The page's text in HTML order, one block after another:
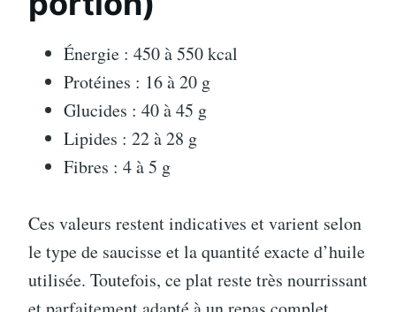
Énergie : 450 à 550 kcal
Protéines : 16 à 20 g
Glucides : 40 à 45 g
Lipides : 22 à 28 g
Fibres : 4 à 5 g
Ces valeurs restent indicatives et varient selon
le type de saucisse et la quantité exacte d’huile
utilisée. Toutefois, ce plat reste très nourrissant